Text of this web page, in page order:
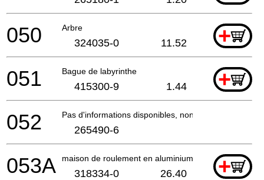
Arbre +
050 324035-0 11.52
Bague de labyrinthe +
051 415300-9 1.44
Pas d'informations disponibles, non commandable
052 265490-6
maison de roulement en aluminium +
053A 318334-0 26.40